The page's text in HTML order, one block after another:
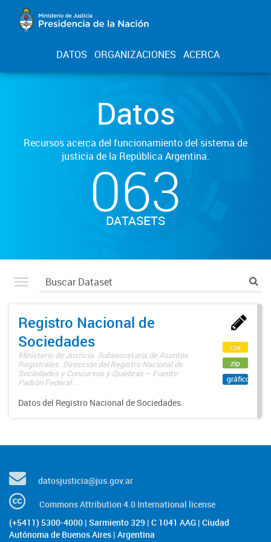
DATOS ORGANIZACIONES ACERCA
Datos
Recursos acerca del funcionamiento del sistema de
justicia de la República Argentina.
063
DATASETS
Registro Nacional de
Sociedades
Ministerio de Justicia. Subsecretaría de Asuntos
Registrales. Dirección del Registro Nacional de
Sociedades y Concursos y Quiebras – Fuente:
Padrón Federal...
Datos del Registro Nacional de Sociedades.
csv
zip
gráfico
datosjusticia@jus.gov.ar
Commons Attribution 4.0 International license
(+5411) 5300-4000 | Sarmiento 329 | C 1041 AAG | Ciudad
Autónoma de Buenos Aires | Argentina